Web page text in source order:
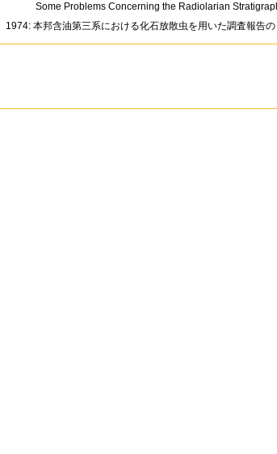
Some Problems Concerning the Radiolarian
1974: 本邦含油第三系における化石放散虫を用いた調査報告